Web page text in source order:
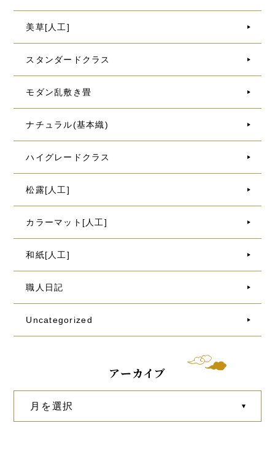
美草[人工]
スタンダードクラス
モダン乱敷き畳
ナチュラル(基本織)
ハイグレードクラス
松露[人工]
カラーマット[人工]
和紙[人工]
職人日記
Uncategorized
アーカイブ